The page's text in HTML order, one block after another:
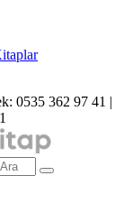
0535 362 97 41 |